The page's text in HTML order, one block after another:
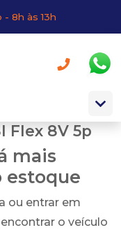
- 8h às 13h
Flex 8V 5p
mais
estoque
ou entrar em
o veículo